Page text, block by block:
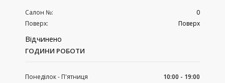
Салон №:
0
Поверх:
Поверх
Відчинено
ГОДИНИ РОБОТИ
Понеділок - П'ятниця
10:00 - 19:00